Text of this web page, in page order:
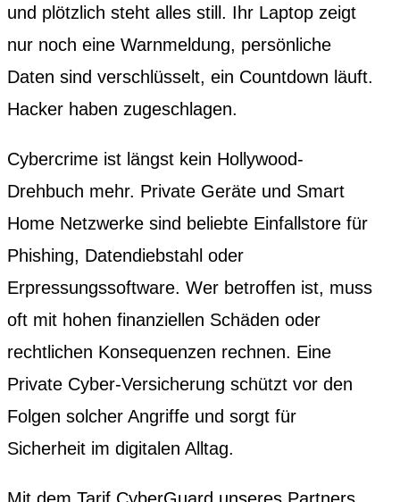
und plötzlich steht alles still. Ihr Laptop zeigt
nur noch eine Warnmeldung, persönliche
Daten sind verschlüsselt, ein Countdown läuft.
Hacker haben zugeschlagen.
Cybercrime ist längst kein Hollywood-
Drehbuch mehr. Private Geräte und Smart
Home Netzwerke sind beliebte Einfallstore für
Phishing, Datendiebstahl oder
Erpressungssoftware. Wer betroffen ist, muss
oft mit hohen finanziellen Schäden oder
rechtlichen Konsequenzen rechnen. Eine
Private Cyber-Versicherung schützt vor den
Folgen solcher Angriffe und sorgt für
Sicherheit im digitalen Alltag.